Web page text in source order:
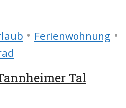
• Ferienwohnung •
Tal